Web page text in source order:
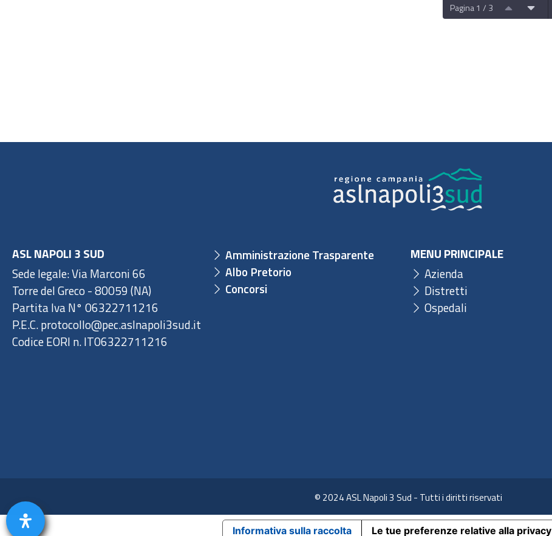
Pagina 1 / 3
ASL NAPOLI 3 SUD
Sede legale: Via Marconi 66
Torre del Greco - 80059 (NA)
Partita Iva N° 06322711216
P.E.C. protocollo@pec.aslnapoli3sud.it
Codice EORI n. IT06322711216
Amministrazione Trasparente
Albo Pretorio
Concorsi
MENU PRINCIPALE
Azienda
Distretti
Ospedali
© 2024 ASL Napoli 3 Sud - Tutti i diritti riservati
Informativa sulla raccolta Le tue preferenze relative alla privacy